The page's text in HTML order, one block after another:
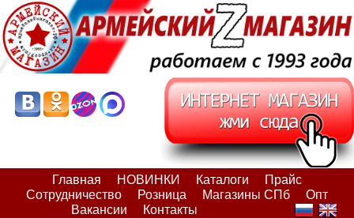
Главная НОВИНКИ Каталоги
Прайс
Сотрудничество
Розница Магазины СПб
Опт
Вакансии
Контакты